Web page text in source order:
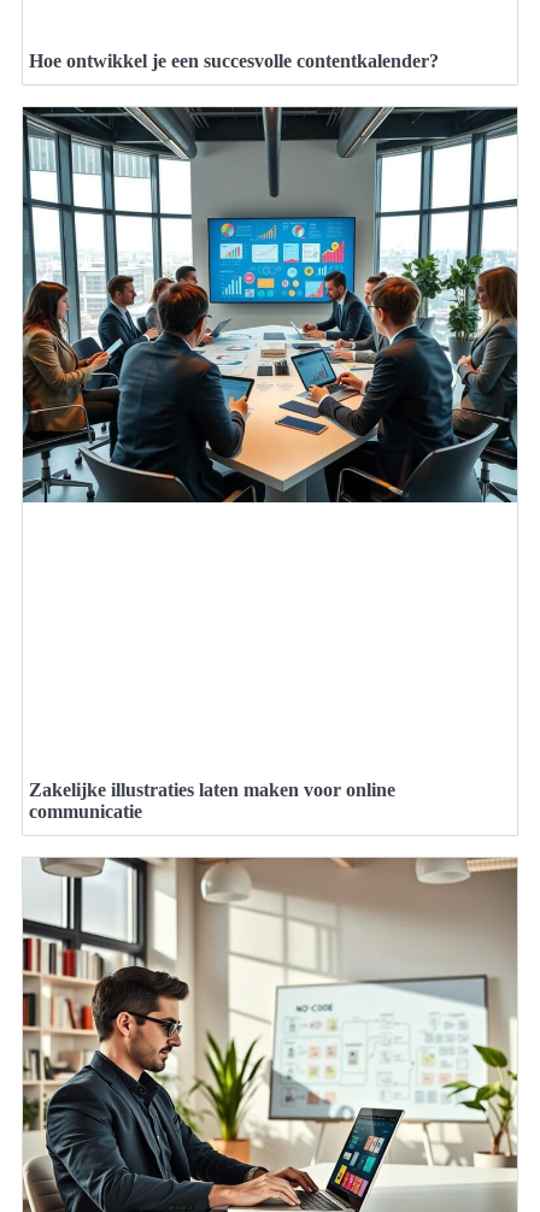
Hoe ontwikkel je een succesvolle contentkalender?
Zakelijke illustraties laten maken voor online
communicatie